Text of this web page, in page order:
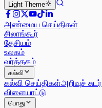
Light Theme
அண்மைய செய்திகள்
சிலாங்கூர்
தேசியம்
உலகம்
வர்த்தகம்
கல்வி
கல்வி செய்திகள்அறிவுச் சுடர்
விளையாட்டு
பொது